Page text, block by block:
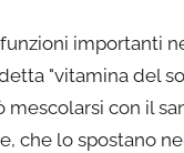
importanti
"vitamina del
mescolarsi con il
che lo spostano